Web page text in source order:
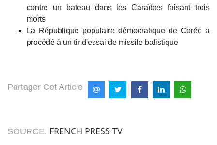
contre un bateau dans les Caraïbes faisant trois
morts
La République populaire démocratique de Corée a
procédé à un tir d'essai de missile balistique
Partager Cet Article
SOURCE: FRENCH PRESS TV